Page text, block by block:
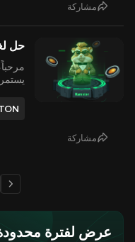
مشاركة
مشاركة
عرض لفترة محدودة